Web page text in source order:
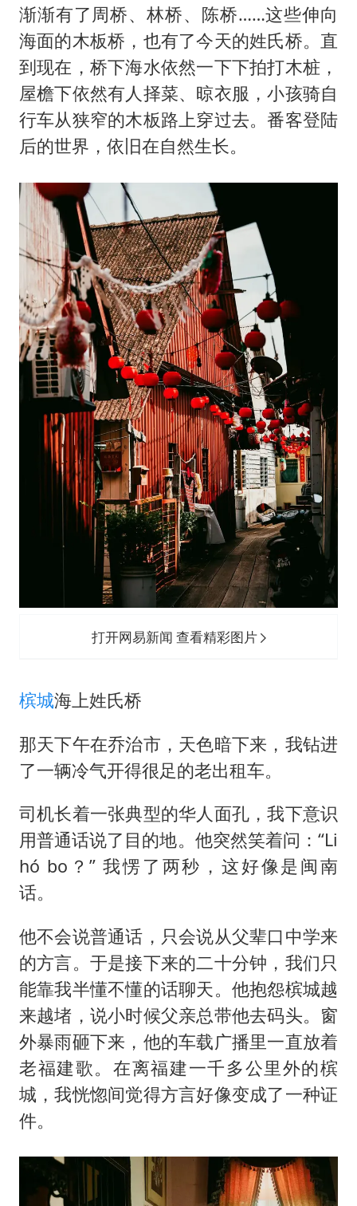
渐渐有了周桥、林桥、陈桥……这些伸向
海面的木板桥，也有了今天的姓氏桥。直
到现在，桥下海水依然一下下拍打木桩，
屋檐下依然有人择菜、晾衣服，小孩骑自
行车从狭窄的木板路上穿过去。番客登陆
后的世界，依旧在自然生长。
打开网易新闻 查看精彩图片
槟城海上姓氏桥
那天下午在乔治市，天色暗下来，我钻进
了一辆冷气开得很足的老出租车。
司机长着一张典型的华人面孔，我下意识
用普通话说了目的地。他突然笑着问：“Li
hó bo？” 我愣了两秒，这好像是闽南
话。
他不会说普通话，只会说从父辈口中学来
的方言。于是接下来的二十分钟，我们只
能靠我半懂不懂的话聊天。他抱怨槟城越
来越堵，说小时候父亲总带他去码头。窗
外暴雨砸下来，他的车载广播里一直放着
老福建歌。在离福建一千多公里外的槟
城，我恍惚间觉得方言好像变成了一种证
件。